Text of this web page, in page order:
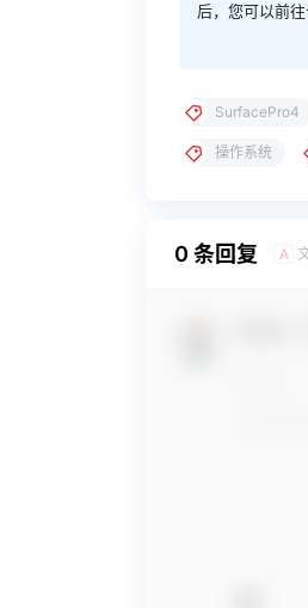
后，您可以前
SurfacePro4
操作系统
0 条回复 A